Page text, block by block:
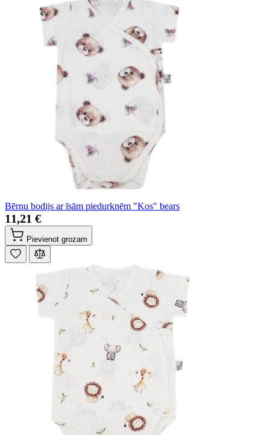
Bērnu bodijs ar īsām piedurknēm "Kos" bears
11,21 €
Pievienot grozam